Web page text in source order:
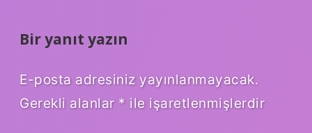
Bir yanıt yazın
E-posta adresiniz yayınlanmayacak.
Gerekli alanlar * ile işaretlenmişlerdir